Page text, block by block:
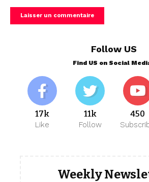
Follow US
Find US on Social
17k
Like
11k
Follow
450
Weekly